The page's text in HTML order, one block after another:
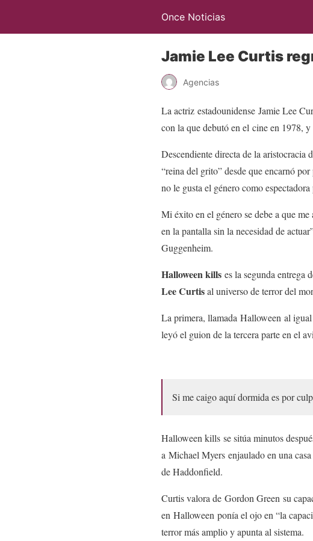
Once Noticias
Jamie Lee Curtis
Agencias
La actriz estadounidense Jamie Lee
con la que debutó en el cine en 1978,
Descendiente directa de la
“reina del grito” desde que encarnó
no le gusta el género como
Mi éxito en el género se debe a que
en la pantalla sin la necesidad de
Guggenheim.
Halloween kills es la segunda entrega
Lee Curtisal universo de terror del
La primera, llamada Halloween al
leyó el guion de la tercera parte en el
Si me caigo aquí dormida es por
Halloween kills se sitúa minutos
a Michael Myers enjaulado en una
de Haddonfield.
Curtis valora de Gordon Green su
en Halloween ponía el ojo en “la
terror más amplio y apunta al sistema.